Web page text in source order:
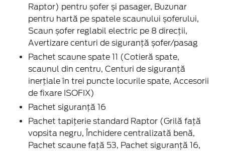
Raptor) pentru șofer și pasager, Buzunar
pentru hartă pe spatele scaunului șoferului,
Scaun șofer reglabil electric pe 8 direcţii,
Avertizare centuri de siguranță șofer/pasag
Pachet scaune spate 11 (Cotieră spate,
scaunul din centru, Centuri de siguranță
inerțiale în trei puncte locurile spate, Accesorii
de fixare ISOFIX)
Pachet siguranță 16
Pachet tapițerie standard Raptor (Grilă față
vopsita negru, Închidere centralizată benă,
Pachet scaune față 53, Pachet siguranță 16,